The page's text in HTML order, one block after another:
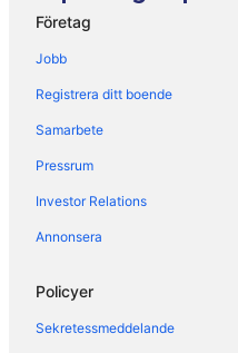
B&B i Marbella
Fritidshus i Marbella
Gårdar i Marbella
Vandrarhem i Marbella
Lägenheter i Marbella
Lägenhetshotell i Marbella
Villor i Marbella
B&B i Mijas Pueblo
Hotell i New Golden Mile
Företag
Jobb
Registrera ditt boende
Samarbete
Pressrum
Investor Relations
Annonsera
Policyer
Sekretessmeddelande